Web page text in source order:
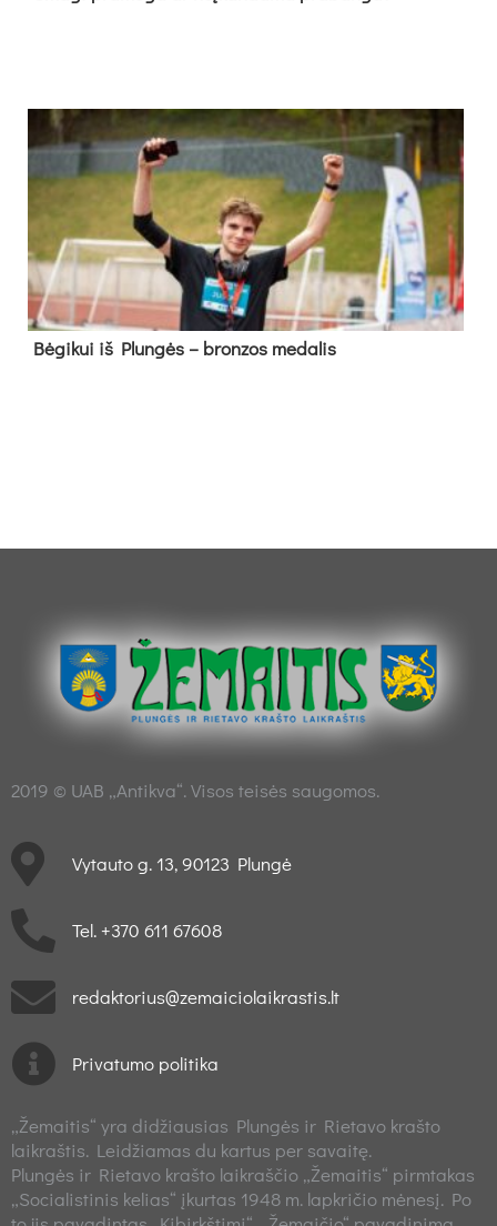
Bė­gi­kui iš Plun­gės – bron­zos me­da­lis
2019 © UAB „Antikva“. Visos teisės saugomos.
Vytauto g. 13, 90123 Plungė
Tel. +370 611 67608
redaktorius@zemaiciolaikrastis.lt
Privatumo politika
„Žemaitis“ yra didžiausias Plungės ir Rietavo krašto
laikraštis. Leidžiamas du kartus per savaitę.
Plungės ir Rietavo krašto laikraščio „Žemaitis“ pirmtakas
„Socialistinis kelias“ įkurtas 1948 m. lapkričio mėnesį. Po